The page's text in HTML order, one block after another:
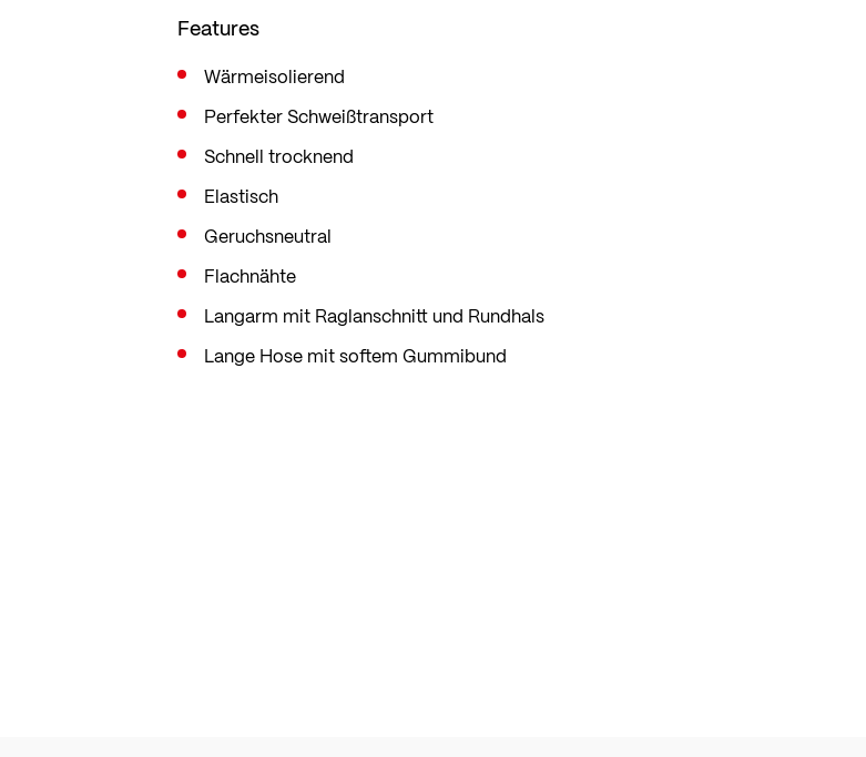
Features
Wärmeisolierend
Perfekter Schweißtransport
Schnell trocknend
Elastisch
Geruchsneutral
Flachnähte
Langarm mit Raglanschnitt und Rundhals
Lange Hose mit softem Gummibund